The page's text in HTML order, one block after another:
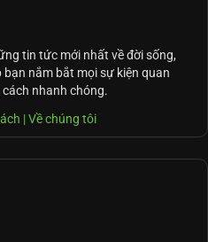
tin tức mới nhất về đời sống,
bạn nắm bắt mọi sự kiện quan
nhanh chóng.
|Về chúng tôi